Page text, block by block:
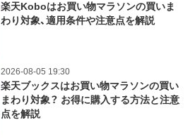
楽天Koboはお買い物マラソンの買いま
わり対象、適用条件や注意点を解説
2026-08-05 19:30
楽天ブックスはお買い物マラソンの買い
まわり対象？ お得に購入する方法と注意
点を解説